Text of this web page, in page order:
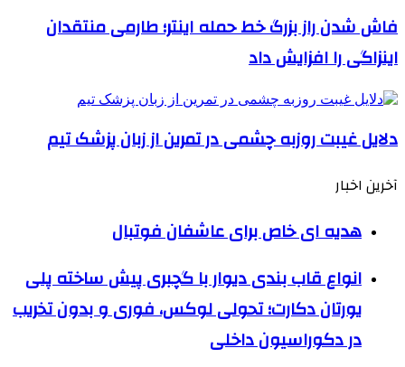
فاش شدن راز بزرگ خط حمله اینتر؛ طارمی منتقدان
اینزاگی را افزایش داد
دلایل غیبت روزبه چشمی در تمرین از زبان پزشک تیم
آخرین اخبار
هدیه ای خاص برای عاشفان فوتبال
انواع قاب بندی دیوار با گچبری پیش ساخته پلی
یورتان دکارت؛ تحولی لوکس، فوری و بدون تخریب
در دکوراسیون داخلی